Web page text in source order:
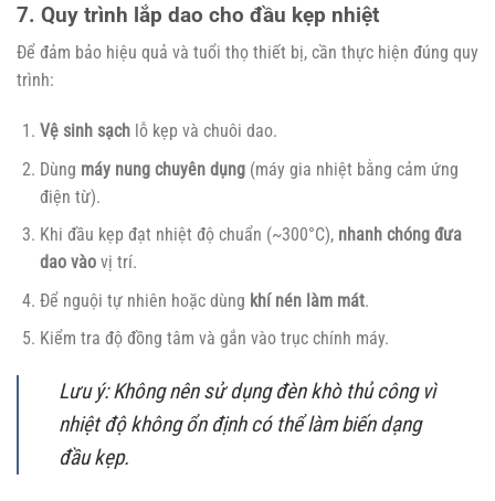
7. Quy trình lắp dao cho đầu kẹp nhiệt
Để đảm bảo hiệu quả và tuổi thọ thiết bị, cần thực hiện đúng quy
trình:
Vệ sinh sạchlỗ kẹp và chuôi dao.
Dùng máy nung chuyên dụng(máy gia nhiệt bằng cảm ứng
điện từ).
Khi đầu kẹp đạt nhiệt độ chuẩn (~300°C), nhanh chóng đưa
dao vàovị trí.
Để nguội tự nhiên hoặc dùng khí nén làm mát.
Kiểm tra độ đồng tâm và gắn vào trục chính máy.
Lưu ý:Không nên sử dụng đèn khò thủ công vì
nhiệt độ không ổn định có thể làm biến dạng
đầu kẹp.